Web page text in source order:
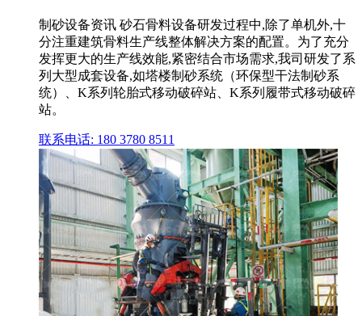
制砂设备资讯 砂石骨料设备研发过程中,除了单机外,十
分注重建筑骨料生产线整体解决方案的配置。为了充分
发挥更大的生产线效能,紧密结合市场需求,我司研发了系
列大型成套设备,如塔楼制砂系统（环保型干法制砂系
统）、K系列轮胎式移动破碎站、K系列履带式移动破碎
站。
联系电话: 180 3780 8511